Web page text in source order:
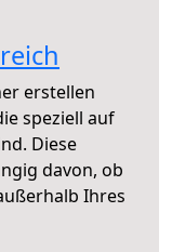
erstellen
speziell auf
Diese
davon, ob
Ihres